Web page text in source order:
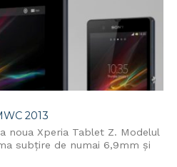
2013
noua Xperia Tablet Z. Modelul
subțire de numai 6,9mm şi